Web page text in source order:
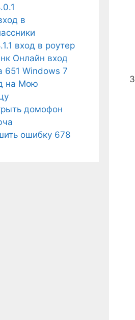
в
вход в роутер
Онлайн вход
651 Windows 7
на Мою
домофон
ошибку 678